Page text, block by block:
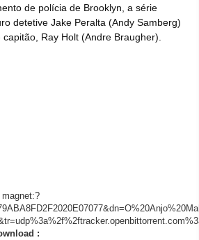
de polícia de Brooklyn, a série
detetive Jake Peralta (Andy Samberg)
Ray Holt (Andre Braugher).
: